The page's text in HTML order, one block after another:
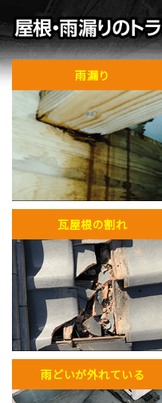
雨漏り
瓦屋根の割れ
雨どいが外れている